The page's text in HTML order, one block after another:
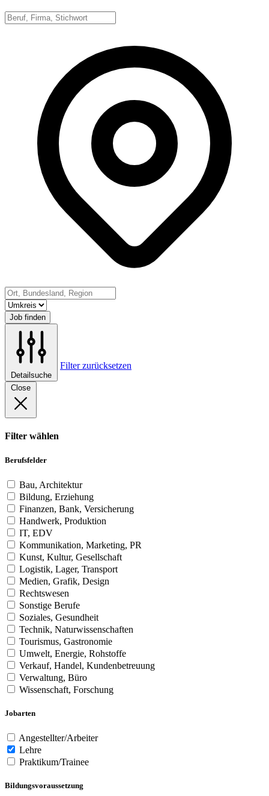
Job finden
Detailsuche
Filter zurücksetzen
Close
Filter wählen
Berufsfelder
Bau, Architektur
Bildung, Erziehung
Finanzen, Bank, Versicherung
Handwerk, Produktion
IT, EDV
Kommunikation, Marketing, PR
Kunst, Kultur, Gesellschaft
Logistik, Lager, Transport
Medien, Grafik, Design
Rechtswesen
Sonstige Berufe
Soziales, Gesundheit
Technik, Naturwissenschaften
Tourismus, Gastronomie
Umwelt, Energie, Rohstoffe
Verkauf, Handel, Kundenbetreuung
Verwaltung, Büro
Wissenschaft, Forschung
Jobarten
Angestellter/Arbeiter
Lehre
Praktikum/Trainee
Bildungsvoraussetzung